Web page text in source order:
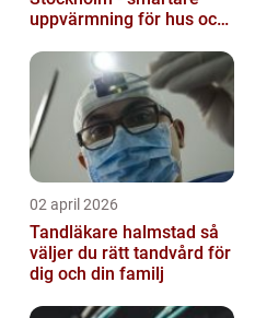
uppvärmning för hus och
02 april 2026
Tandläkare halmstad så
väljer du rätt tandvård för
dig och din familj